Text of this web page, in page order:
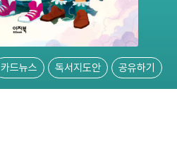
카드뉴스 독서지도안 공유하기